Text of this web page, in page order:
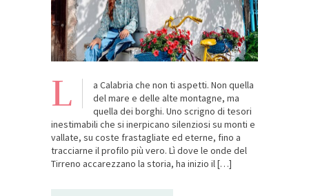
L
a Calabria che non ti aspetti. Non quella
del mare e delle alte montagne, ma
quella dei borghi. Uno scrigno di tesori
inestimabili che si inerpicano silenziosi su monti e
vallate, su coste frastagliate ed eterne, fino a
tracciarne il profilo più vero. Lì dove le onde del
Tirreno accarezzano la storia, ha inizio il […]